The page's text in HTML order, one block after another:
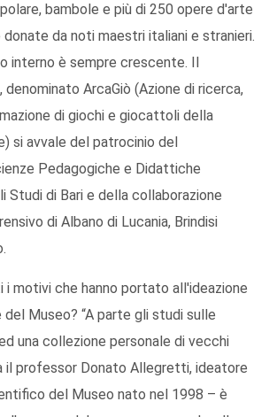
bambole e più di 250 opere d'arte
da noti maestri italiani e stranieri.
interno è sempre crescente. Il
ArcaGiò (Azione di ricerca,
di giochi e giocattoli della
si avvale del patrocinio del
Pedagogiche e Didattiche
Studi di Bari e della collaborazione
di Albano di Lucania, Brindisi
i motivi che hanno portato all'ideazione
del Museo? “A parte gli studi sulle
una collezione personale di vecchi
professor Donato Allegretti, ideatore
del Museo nato nel 1998 – è